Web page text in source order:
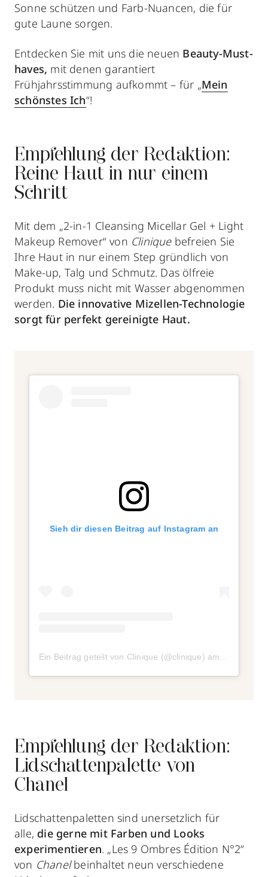
Sonne schützen und Farb-Nuancen, die für
gute Laune sorgen.
Entdecken Sie mit uns die neuen Beauty-Must-
haves, mit denen garantiert
Frühjahrsstimmung aufkommt – für „Mein
schönstes Ich“!
Empfehlung der Redaktion:
Reine Haut in nur einem
Schritt
Mit dem „2-in-1 Cleansing Micellar Gel + Light
Makeup Remover“ von Cliniquebefreien Sie
Ihre Haut in nur einem Step gründlich von
Make-up, Talg und Schmutz. Das ölfreie
Produkt muss nicht mit Wasser abgenommen
werden. Die innovative Mizellen-Technologie
sorgt für perfekt gereinigte Haut.
Sieh dir diesen Beitrag auf Instagram an
Ein Beitrag geteilt von Clinique (@clinique) am
Empfehlung der Redaktion:
Lidschattenpalette von
Chanel
Lidschattenpaletten sind unersetzlich für
alle, die gerne mit Farben und Looks
experimentieren. „Les 9 Ombres Édition N°2“
von Chanelbeinhaltet neun verschiedene